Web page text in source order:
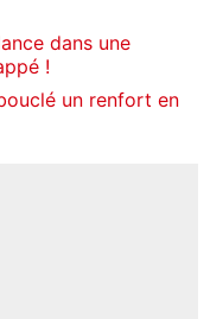
dans une
!
un renfort en